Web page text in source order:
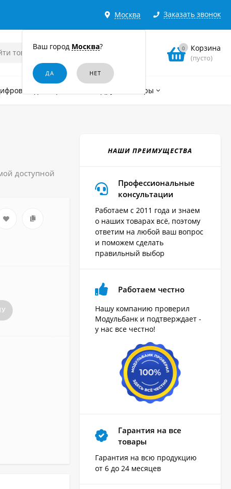
Москва
Ваш город Москва?
Заказать звонок
0 Корзина
(пусто)
диктофоны Другие товары
доступной
НАШИ ПРЕИМУЩЕСТВА
Профессиональные
консультации
Работаем с 2011 года и знаем
о наших товарах всё, поэтому
ответим на любой ваш вопрос
и поможем сделать
правильный выбор
Работаем честно
Нашу компанию проверил
Модульбанк и подтверждает -
у нас все честно!
Гарантия на все
товары
Гарантия на всю продукцию
от 6 до 24 месяцев